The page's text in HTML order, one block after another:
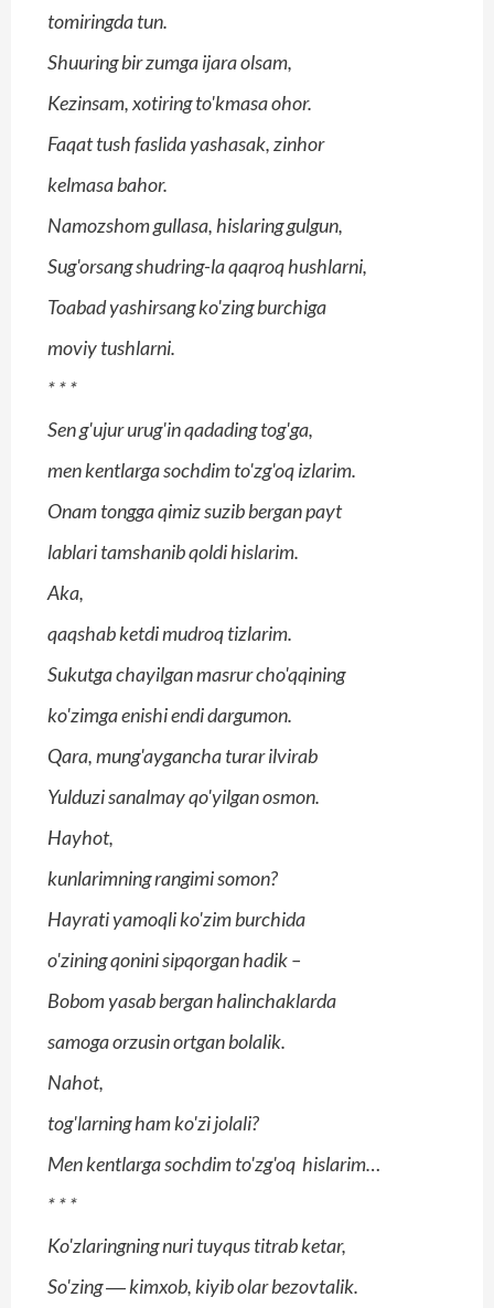
tomiringda tun.
Shuuring bir zumga ijara olsam,
Kezinsam, xotiring to'kmasa ohor.
Faqat tush faslida yashasak, zinhor
kelmasa bahor.
Namozshom gullasa, hislaring gulgun,
Sug'orsang shudring-la qaqroq hushlarni,
Toabad yashirsang ko'zing burchiga
moviy tushlarni.
***
Sen g'ujur urug'in qadading tog'ga,
men kentlarga sochdim to'zg'oq izlarim.
Onam tongga qimiz suzib bergan payt
lablari tamshanib qoldi hislarim.
Aka,
qaqshab ketdi mudroq tizlarim.
Sukutga chayilgan masrur cho'qqining
ko'zimga enishi endi dargumon.
Qara, mung'aygancha turar ilvirab
Yulduzi sanalmay qo'yilgan osmon.
Hayhot,
kunlarimning rangimi somon?
Hayrati yamoqli ko'zim burchida
o'zining qonini sipqorgan hadik –
Bobom yasab bergan halinchaklarda
samoga orzusin ortgan bolalik.
Nahot,
tog'larning ham ko'zi jolali?
Men kentlarga sochdim to'zg'oq hislarim…
***
Ko'zlaringning nuri tuyqus titrab ketar,
So'zing ― kimxob, kiyib olar bezovtalik.